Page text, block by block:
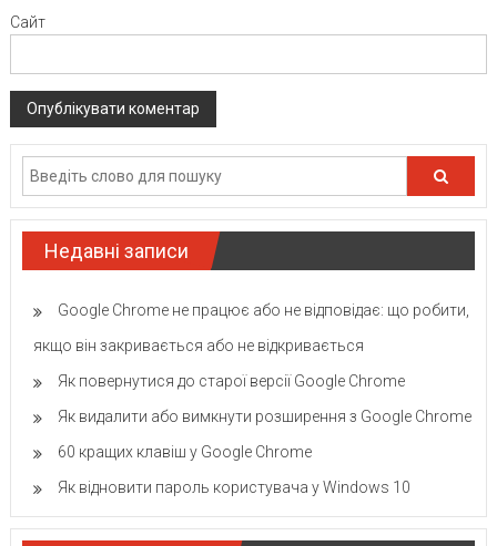
Сайт
Недавні записи
Google Chrome не працює або не відповідає: що робити,
якщо він закривається або не відкривається
Як повернутися до старої версії Google Chrome
Як видалити або вимкнути розширення з Google Chrome
60 кращих клавіш у Google Chrome
Як відновити пароль користувача у Windows 10